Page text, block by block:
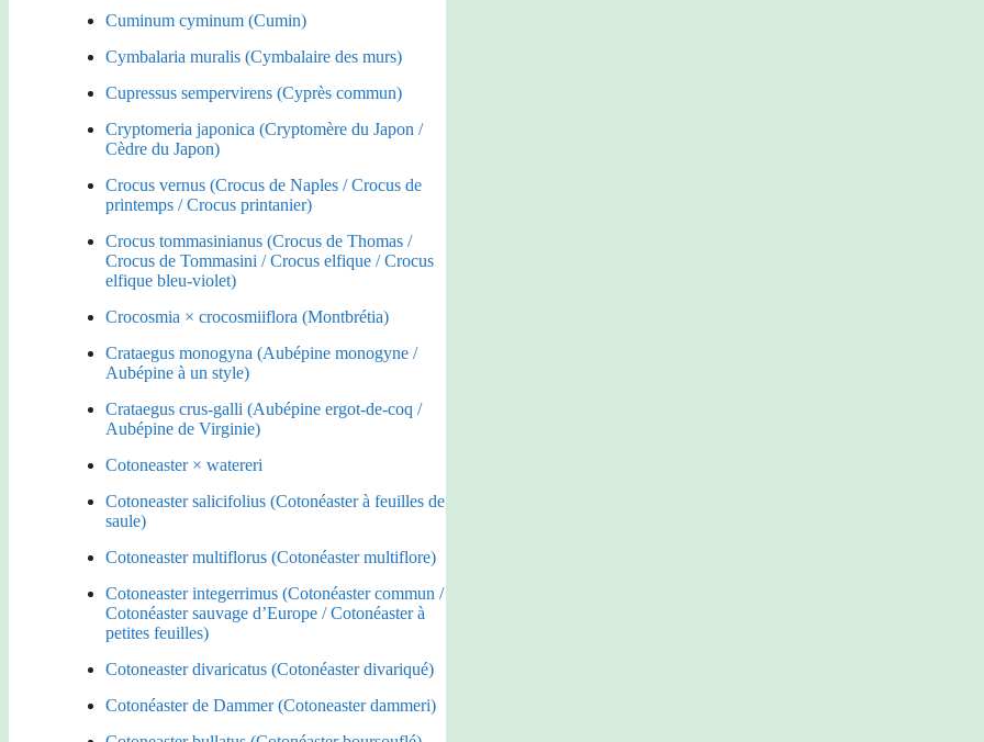
Cuminum cyminum (Cumin)
Cymbalaria muralis (Cymbalaire des murs)
Cupressus sempervirens (Cyprès commun)
Cryptomeria japonica (Cryptomère du Japon /
Cèdre du Japon)
Crocus vernus (Crocus de Naples / Crocus de
printemps / Crocus printanier)
Crocus tommasinianus (Crocus de Thomas /
Crocus de Tommasini / Crocus elfique / Crocus
elfique bleu-violet)
Crocosmia × crocosmiiflora (Montbrétia)
Crataegus monogyna (Aubépine monogyne /
Aubépine à un style)
Crataegus crus-galli (Aubépine ergot-de-coq /
Aubépine de Virginie)
Cotoneaster × watereri
Cotoneaster salicifolius (Cotonéaster à feuilles de
saule)
Cotoneaster multiflorus (Cotonéaster multiflore)
Cotoneaster integerrimus (Cotonéaster commun /
Cotonéaster sauvage d’Europe / Cotonéaster à
petites feuilles)
Cotoneaster divaricatus (Cotonéaster divariqué)
Cotonéaster de Dammer (Cotoneaster dammeri)